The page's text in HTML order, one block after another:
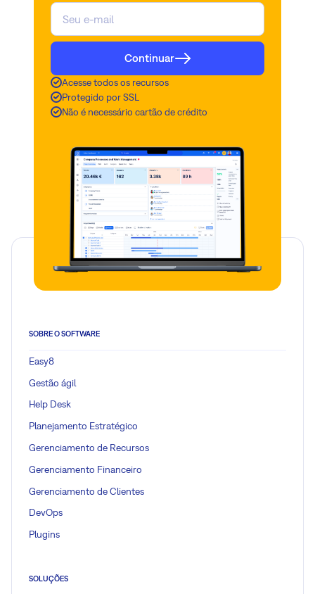
Continuar
Acesse todos os recursos
Protegido por SSL
Não é necessário cartão de crédito
SOBRE O SOFTWARE
Easy8
Gestão ágil
Help Desk
Planejamento Estratégico
Gerenciamento de Recursos
Gerenciamento Financeiro
Gerenciamento de Clientes
DevOps
Plugins
SOLUÇÕES